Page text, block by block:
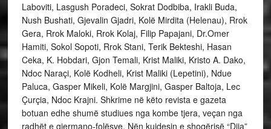
Laboviti, Lasgush Poradeci, Sokrat Dodbiba, Irakli Buda,
Nush Bushati, Gjevalin Gjadri, Kolë Mirdita (Helenau), Rrok
Gera, Rrok Maloki, Rrok Kolaj, Filip Papajani, Dr.Omer
Hamiti, Sokol Sopoti, Rrok Stani, Terik Bekteshi, Hasan
Ceka, K. Hobdari, Gjon Temali, Krist Maliki, Kristo A. Dako,
Ndoc Naraçi, Kolë Kodheli, Krist Maliki (Lepetini), Ndue
Paluca, Gasper Mikeli, Kolë Margjini, Gasper Baltoja, Lec
Çurçia, Ndoc Krajni. Shkrime në këto revista e gazeta
botuan edhe shumë studiues nga kombe tjera, veçan nga
radhët e gjermano-folësve. Nën kujdesin e shoqërisë “Dija”